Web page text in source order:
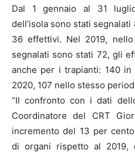
Dal 1 gennaio al 31
dell’isola sono stati
36 effettivi. Nel 2019,
segnalati sono stati 72, gli
anche per i trapianti: 140
2020, 107 nello stesso
“Il confronto con i dati
Coordinatore del CRT
incremento del 13 per
di organi rispetto al